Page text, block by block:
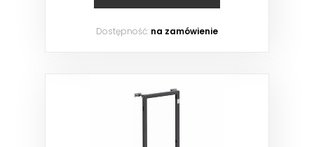
Dostępność: na zamówienie